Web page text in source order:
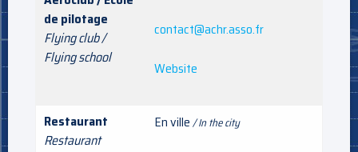
de pilotage
Flying club /
Flying school
contact@achr.asso.fr
Website
Restaurant
Restaurant
En ville/ In the city